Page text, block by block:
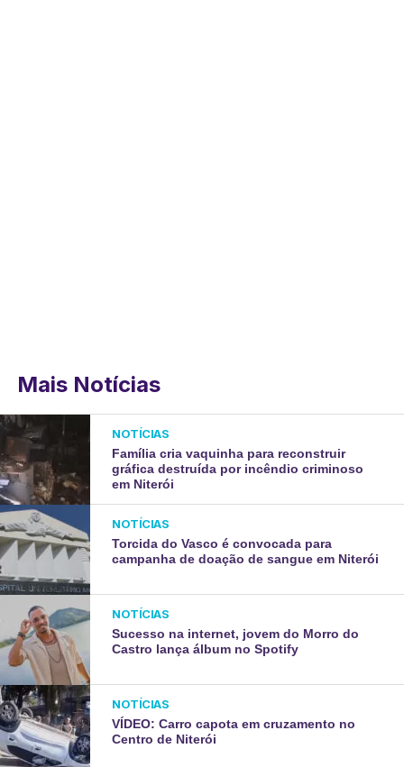
Mais Notícias
NOTÍCIAS
Família cria vaquinha para reconstruir
gráfica destruída por incêndio criminoso
em Niterói
NOTÍCIAS
Torcida do Vasco é convocada para
campanha de doação de sangue em Niterói
NOTÍCIAS
Sucesso na internet, jovem do Morro do
Castro lança álbum no Spotify
NOTÍCIAS
VÍDEO: Carro capota em cruzamento no
Centro de Niterói